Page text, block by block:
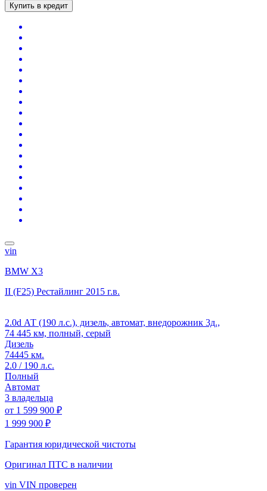
Купить в кредит
vin
BMW X3
II (F25) Рестайлинг 2015 г.в.
2.0d АТ (190 л.с.), дизель, автомат, внедорожник 3д.,
74 445 км, полный, серый
Дизель
74445 км.
2.0 / 190 л.с.
Полный
Автомат
3 владельца
от 1 599 900 ₽
1 999 900 ₽
Гарантия юридической чистоты
Оригинал ПТС в наличии
vin VIN проверен